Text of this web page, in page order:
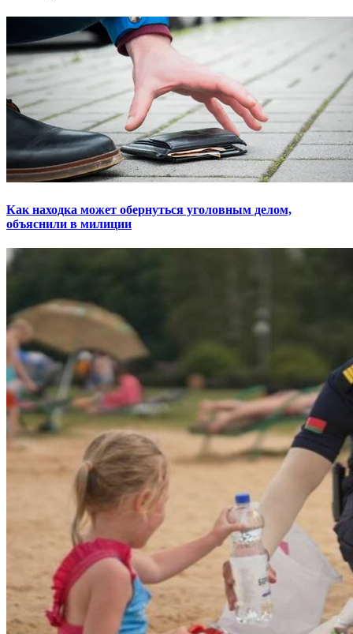
Как находка может обернуться уголовным делом,
объяснили в милиции